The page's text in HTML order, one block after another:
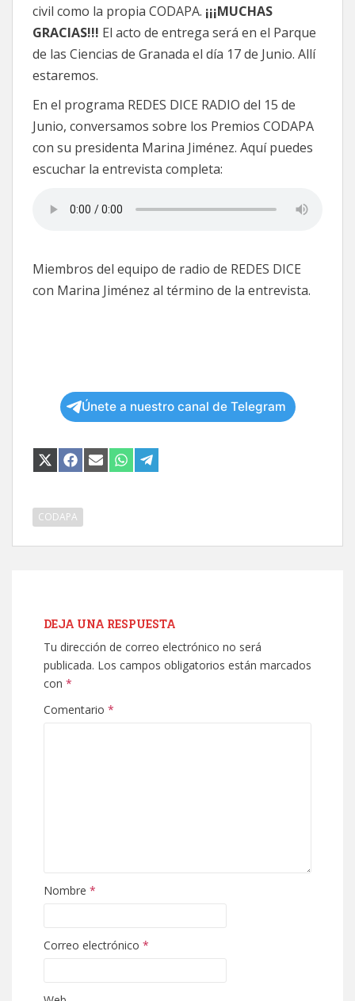
civil como la propia CODAPA. ¡¡¡MUCHAS
GRACIAS!!! El acto de entrega será en el Parque
de las Ciencias de Granada el día 17 de Junio. Allí
estaremos.
En el programa REDES DICE RADIO del 15 de
Junio, conversamos sobre los Premios CODAPA
con su presidenta Marina Jiménez. Aquí puedes
escuchar la entrevista completa:
Miembros del equipo de radio de REDES DICE
con Marina Jiménez al término de la entrevista.
Únete a nuestro canal de Telegram
COMPARTIR
EN
COMPARTIR
EN
COMPARTIR
EN
COMPARTIR
EN
COMPARTIR
EN
CODAPA
DEJA UNA RESPUESTA
Tu dirección de correo electrónico no será
publicada. Los campos obligatorios están marcados
con *
Comentario *
Nombre *
Correo electrónico *